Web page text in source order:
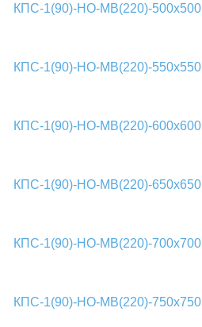
КПС-1(90)-НО-МВ(220)-500х500
КПС-1(90)-НО-МВ(220)-550х550
КПС-1(90)-НО-МВ(220)-600х600
КПС-1(90)-НО-МВ(220)-650х650
КПС-1(90)-НО-МВ(220)-700х700
КПС-1(90)-НО-МВ(220)-750х750